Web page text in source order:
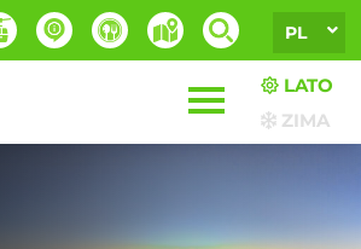
PL
LATO
ZIMA